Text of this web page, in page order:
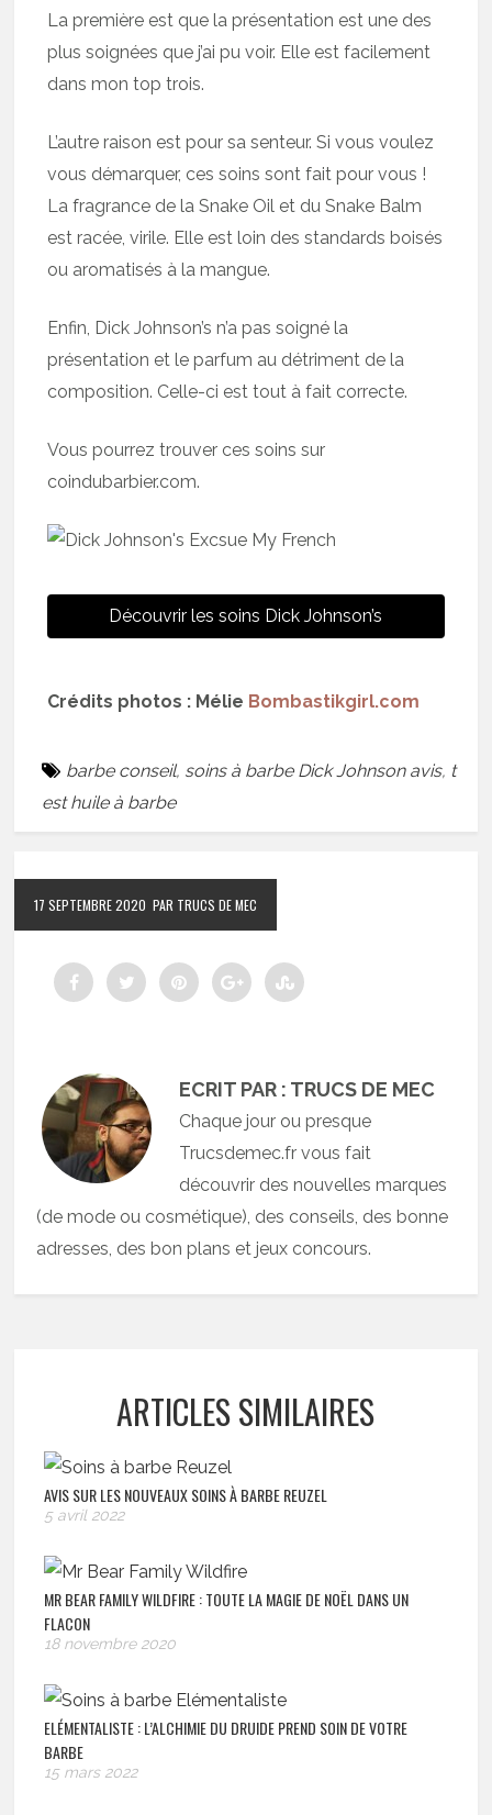
La première est que la présentation est une des
plus soignées que j’ai pu voir. Elle est facilement
dans mon top trois.
L’autre raison est pour sa senteur. Si vous voulez
vous démarquer, ces soins sont fait pour vous !
La fragrance de la Snake Oil et du Snake Balm
est racée, virile. Elle est loin des standards boisés
ou aromatisés à la mangue.
Enfin, Dick Johnson’s n’a pas soigné la
présentation et le parfum au détriment de la
composition. Celle-ci est tout à fait correcte.
Vous pourrez trouver ces soins sur
coindubarbier.com.
Découvrir les soins Dick Johnson’s
Crédits photos : Mélie Bombastikgirl.com
barbe conseil, soins à barbe Dick Johnson avis, t
est huile à barbe
17 SEPTEMBRE 2020 PAR TRUCS DE MEC
ECRIT PAR : TRUCS DE MEC
Chaque jour ou presque
Trucsdemec.fr vous fait
découvrir des nouvelles marques
(de mode ou cosmétique), des conseils, des bonne
adresses, des bon plans et jeux concours.
ARTICLES SIMILAIRES
AVIS SUR LES NOUVEAUX SOINS À BARBE REUZEL
5 avril 2022
MR BEAR FAMILY WILDFIRE : TOUTE LA MAGIE DE NOËL DANS UN
FLACON
18 novembre 2020
ELÉMENTALISTE : L’ALCHIMIE DU DRUIDE PREND SOIN DE VOTRE
BARBE
15 mars 2022